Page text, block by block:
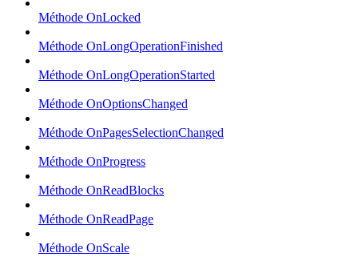
Méthode OnLocked
Méthode OnLongOperationFinished
Méthode OnLongOperationStarted
Méthode OnOptionsChanged
Méthode OnPagesSelectionChanged
Méthode OnProgress
Méthode OnReadBlocks
Méthode OnReadPage
Méthode OnScale